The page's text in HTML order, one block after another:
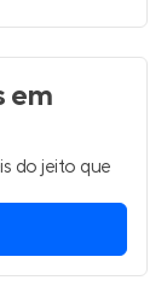
em
do jeito que